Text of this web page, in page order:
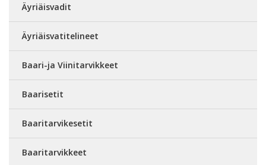
Äyriäisvadit
Äyriäisvatitelineet
Baari-ja Viinitarvikkeet
Baarisetit
Baaritarvikesetit
Baaritarvikkeet